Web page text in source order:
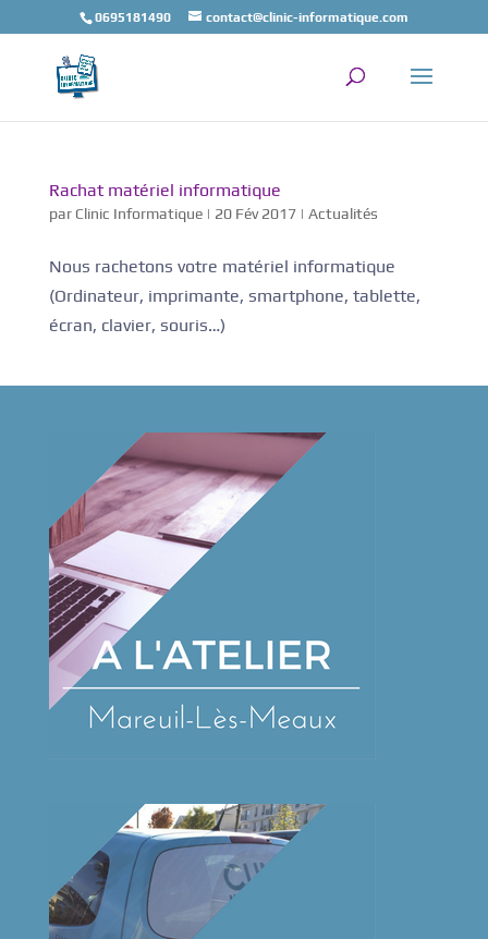
0695181490 contact@clinic-informatique.com
Rachat matériel informatique
par Clinic Informatique| 20 Fév 2017| Actualités
Nous rachetons votre matériel informatique
(Ordinateur, imprimante, smartphone, tablette,
écran, clavier, souris…)